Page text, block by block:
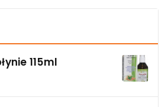
115ml